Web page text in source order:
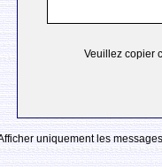
Veuillez copier
uniquement les